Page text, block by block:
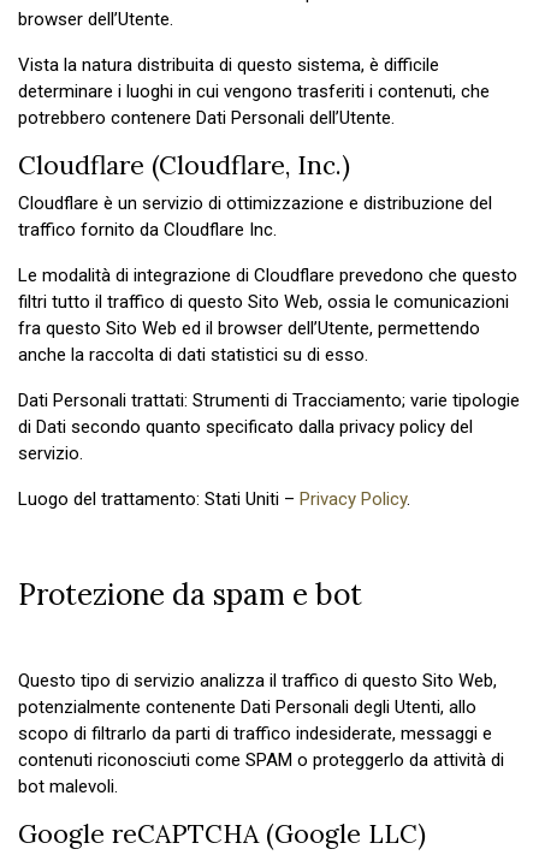
browser dell’Utente.
Vista la natura distribuita di questo sistema, è difficile
determinare i luoghi in cui vengono trasferiti i contenuti, che
potrebbero contenere Dati Personali dell’Utente.
Cloudflare (Cloudflare, Inc.)
Cloudflare è un servizio di ottimizzazione e distribuzione del
traffico fornito da Cloudflare Inc.
Le modalità di integrazione di Cloudflare prevedono che questo
filtri tutto il traffico di questo Sito Web, ossia le comunicazioni
fra questo Sito Web ed il browser dell’Utente, permettendo
anche la raccolta di dati statistici su di esso.
Dati Personali trattati: Strumenti di Tracciamento; varie tipologie
di Dati secondo quanto specificato dalla privacy policy del
servizio.
Luogo del trattamento: Stati Uniti – Privacy Policy.
Protezione da spam e bot
Questo tipo di servizio analizza il traffico di questo Sito Web,
potenzialmente contenente Dati Personali degli Utenti, allo
scopo di filtrarlo da parti di traffico indesiderate, messaggi e
contenuti riconosciuti come SPAM o proteggerlo da attività di
bot malevoli.
Google reCAPTCHA (Google LLC)